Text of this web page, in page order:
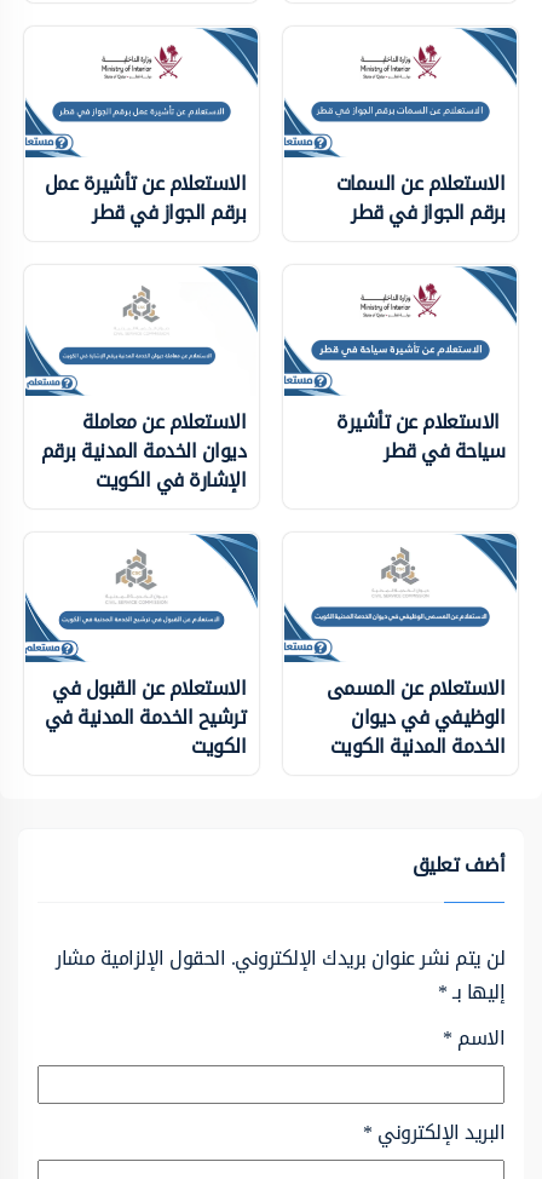
الاستعلام عن السمات
برقم الجواز في قطر
الاستعلام عن تأشيرة عمل
برقم الجواز في قطر
الاستعلام عن تأشيرة
سياحة في قطر
الاستعلام عن معاملة
ديوان الخدمة المدنية برقم
الإشارة في الكويت
الاستعلام عن المسمى
الوظيفي في ديوان
الخدمة المدنية الكويت
الاستعلام عن القبول في
ترشيح الخدمة المدنية في
الكويت
أضف تعليق
لن يتم نشر عنوان بريدك الإلكتروني. الحقول الإلزامية مشار
إليها بـ*
الاسم*
البريد الإلكتروني*